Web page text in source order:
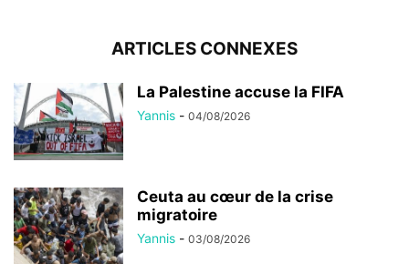
ARTICLES CONNEXES
La Palestine accuse la FIFA
Yannis - 04/08/2026
Ceuta au cœur de la crise
migratoire
Yannis - 03/08/2026